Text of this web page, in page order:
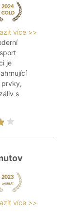
více >>
je
prvky,
s
více >>